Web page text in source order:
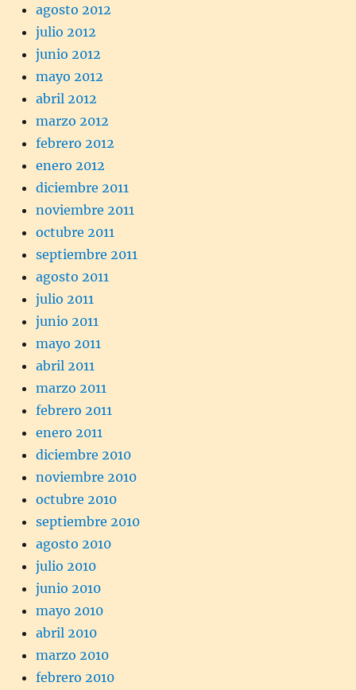
agosto 2012
julio 2012
junio 2012
mayo 2012
abril 2012
marzo 2012
febrero 2012
enero 2012
diciembre 2011
noviembre 2011
octubre 2011
septiembre 2011
agosto 2011
julio 2011
junio 2011
mayo 2011
abril 2011
marzo 2011
febrero 2011
enero 2011
diciembre 2010
noviembre 2010
octubre 2010
septiembre 2010
agosto 2010
julio 2010
junio 2010
mayo 2010
abril 2010
marzo 2010
febrero 2010